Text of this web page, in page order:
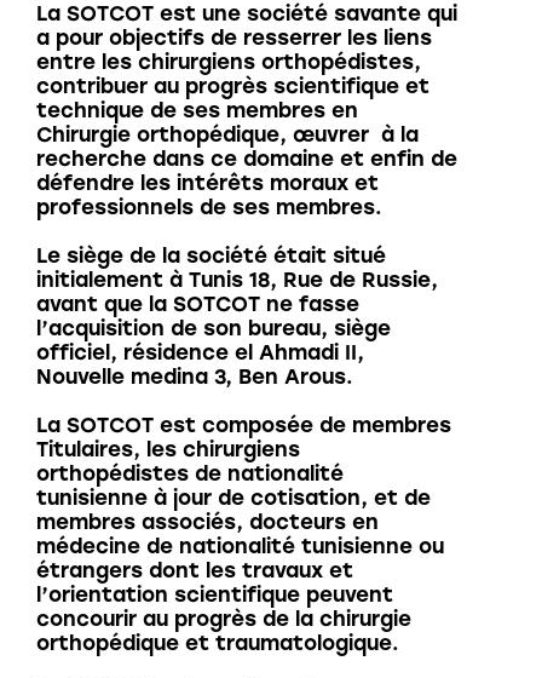
La SOTCOT est une société savante qui
a pour objectifs de resserrer les liens
entre les chirurgiens orthopédistes,
contribuer au progrès scientifique et
technique de ses membres en
Chirurgie orthopédique, œuvrer à la
recherche dans ce domaine et enfin de
défendre les intérêts moraux et
professionnels de ses membres.
Le siège de la société était situé
initialement à Tunis 18, Rue de Russie,
avant que la SOTCOT ne fasse
l’acquisition de son bureau, siège
officiel, résidence el Ahmadi II,
Nouvelle medina 3, Ben Arous.
La SOTCOT est composée de membres
Titulaires, les chirurgiens
orthopédistes de nationalité
tunisienne à jour de cotisation, et de
membres associés, docteurs en
médecine de nationalité tunisienne ou
étrangers dont les travaux et
l’orientation scientifique peuvent
concourir au progrès de la chirurgie
orthopédique et traumatologique.